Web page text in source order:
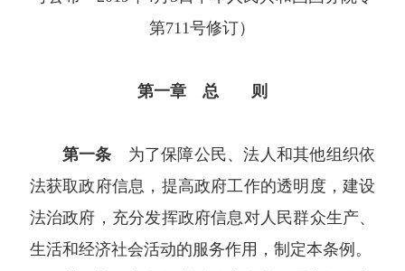
第711号修订）
第一章 总 则
第一条 为了保障公民、法人和其他组织依
法获取政府信息，提高政府工作的透明度，建设
法治政府，充分发挥政府信息对人民群众生产、
生活和经济社会活动的服务作用，制定本条例。